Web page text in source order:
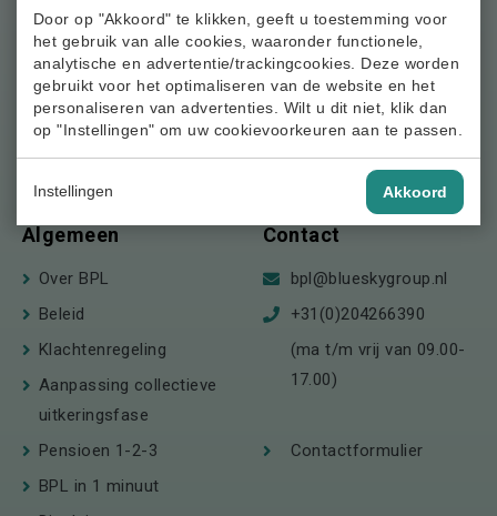
Door op "Akkoord" te klikken, geeft u toestemming voor
het gebruik van alle cookies, waaronder functionele,
analytische en advertentie/trackingcookies. Deze worden
gebruikt voor het optimaliseren van de website en het
personaliseren van advertenties. Wilt u dit niet, klik dan
op "Instellingen" om uw cookievoorkeuren aan te passen.
Instellingen Akkoord
t.a.v. Stichting
Beroepspensioenfonds
Loodsen
Postbus 123
Nieuws
Agenda
Documenten
Veelgestelde vragen
Algemeen
Over BPL
Beleid
Klachtenregeling
Aanpassing collectieve
uitkeringsfase
Pensioen 1-2-3
BPL in 1 minuut
Contact
bpl@blueskygroup.nl
+31(0)204266390
(ma t/m vrij van 09.00-
17.00)
Contactformulier